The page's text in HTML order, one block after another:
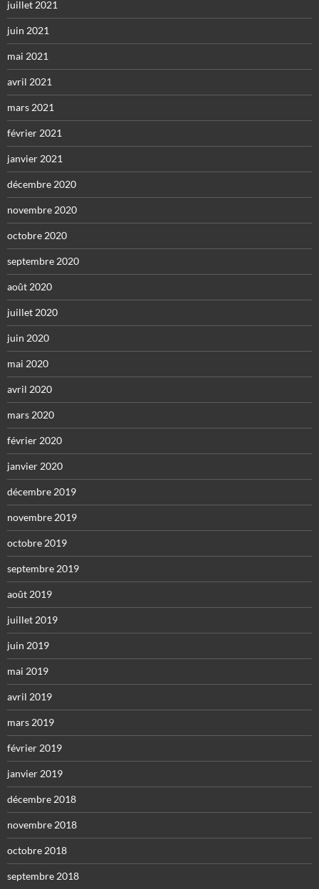
juillet 2021
juin 2021
mai 2021
avril 2021
mars 2021
février 2021
janvier 2021
décembre 2020
novembre 2020
octobre 2020
septembre 2020
août 2020
juillet 2020
juin 2020
mai 2020
avril 2020
mars 2020
février 2020
janvier 2020
décembre 2019
novembre 2019
octobre 2019
septembre 2019
août 2019
juillet 2019
juin 2019
mai 2019
avril 2019
mars 2019
février 2019
janvier 2019
décembre 2018
novembre 2018
octobre 2018
septembre 2018